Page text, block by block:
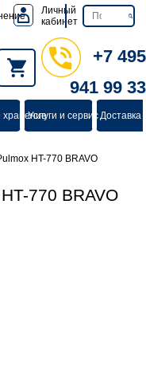
Личный
кабинет
+7 495
941 99 33
хранениеУслуги и сервисДоставка
HT-770 BRAVO
770 BRAVO